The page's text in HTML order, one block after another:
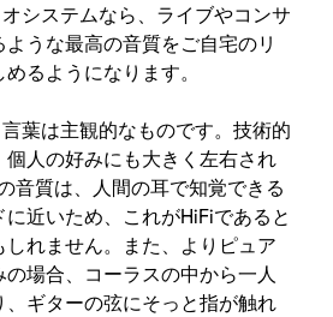
システムなら、ライブやコンサ
うな最高の音質をご自宅のリ
るようになります。
葉は主観的なものです。技術的
人の好みにも大きく左右され
音質は、人間の耳で知覚できる
近いため、これがHiFiであると
れません。また、よりピュア
場合、コーラスの中から一人
ギターの弦にそっと指が触れ